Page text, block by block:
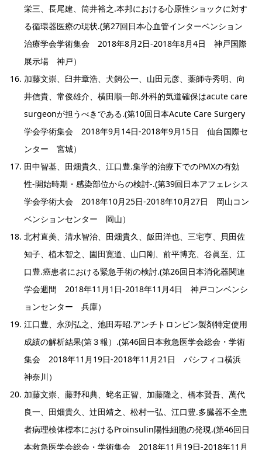
栄三、長尾建、筒井裕之.本邦における心原性ショックに対す
る循環器医療の現状.(第27回日本心血管インターベンション
治療学会学術集会 2018年8月2日-2018年8月4日 神戸国際
展示場 神戸）
加藤文崇、臼井章浩、犬飼公一、山田元彦、薬師寺秀明、向
井信貴、常俊雄介、横田順一郎.外科的気道確保はacute care
surgeonが担うべきである.(第10回日本Acute Care Surgery
学会学術集会 2018年9月14日-2018年9月15日 仙台国際セ
ンター 宮城）
田中智基、田畑貴久、江口豊.集学的治療下でのPMXの有効
性-開始時期・感染部位からの検討-.(第39回日本アフェレシス
学会学術大会 2018年10月25日-2018年10月27日 岡山コン
ベンションセンター 岡山）
北村直美、清水智治、田畑貴久、飯田洋也、三宅亨、貝田佐
知子、植木智之、園田寛道、山口剛、前平博充、谷眞至、江
口豊.癌患者における緊急手術の検討.(第26回日本消化器関連
学会週間 2018年11月1日-2018年11月4日 神戸コンベンシ
ョンセンター 兵庫）
江口豊、永渕弘之、池田寿昭.アンチトロンビン製剤特定使用
成績の解析結果(第３報）.(第46回日本救急医学会総会・学術
集会 2018年11月19日-2018年11月21日 パシフィコ横浜
神奈川）
加藤文崇、藤野和典、蛯名正智、加藤隆之、橋本賢吾、萬代
良一、田畑貴久、辻田靖之、松村一弘、江口豊.多臓器不全患
者病理検体標本におけるProinsulin陽性細胞の発現.(第46回日
本救急医学会総会・学術集会 2018年11月19日-2018年11月